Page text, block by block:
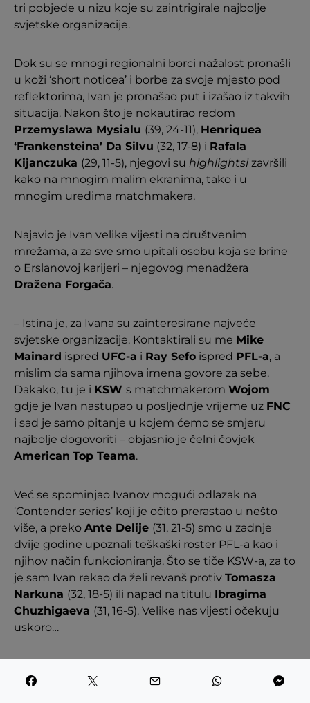
tri pobjede u nizu koje su zaintrigirale najbolje
svjetske organizacije.
Dok su se mnogi regionalni borci nažalost pronašli
u koži ‘short noticea’ i borbe za svoje mjesto pod
reflektorima, Ivan je pronašao put i izašao iz takvih
situacija. Nakon što je nokautirao redom
Przemyslawa Mysialu (39, 24-11), Henriquea
‘Frankensteina’ Da Silvu (32, 17-8) i Rafala
Kijanczuka (29, 11-5), njegovi su highlightsi završili
kako na mnogim malim ekranima, tako i u
mnogim uredima matchmakera.
Najavio je Ivan velike vijesti na društvenim
mrežama, a za sve smo upitali osobu koja se brine
o Erslanovoj karijeri – njegovog menadžera
Dražena Forgača.
– Istina je, za Ivana su zainteresirane najveće
svjetske organizacije. Kontaktirali su me Mike
Mainard ispred UFC-a i Ray Sefo ispred PFL-a, a
mislim da sama njihova imena govore za sebe.
Dakako, tu je i KSW s matchmakerom Wojom
gdje je Ivan nastupao u posljednje vrijeme uz FNC
i sad je samo pitanje u kojem ćemo se smjeru
najbolje dogovoriti – objasnio je čelni čovjek
American Top Teama.
Već se spominjao Ivanov mogući odlazak na
‘Contender series’ koji je očito prerastao u nešto
više, a preko Ante Delije (31, 21-5) smo u zadnje
dvije godine upoznali teškaški roster PFL-a kao i
njihov način funkcioniranja. Što se tiče KSW-a, za to
je sam Ivan rekao da želi revanš protiv Tomasza
Narkuna (32, 18-5) ili napad na titulu Ibragima
Chuzhigaeva (31, 16-5). Velike nas vijesti očekuju
uskoro…